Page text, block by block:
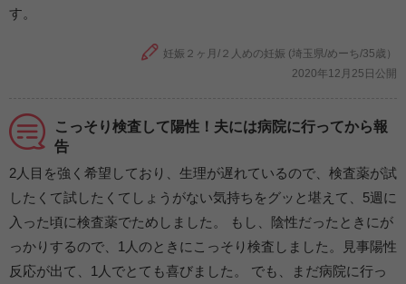
す。
妊娠２ヶ月/２人めの妊娠 (埼玉県/めーち/35歳）
2020年12月25日公開
こっそり検査して陽性！夫には病院に行ってから報
告
2人目を強く希望しており、生理が遅れているので、検査薬が試
したくて試したくてしょうがない気持ちをグッと堪えて、5週に
入った頃に検査薬でためしました。 もし、陰性だったときにが
っかりするので、1人のときにこっそり検査しました。見事陽性
反応が出て、1人でとても喜びました。 でも、まだ病院に行っ